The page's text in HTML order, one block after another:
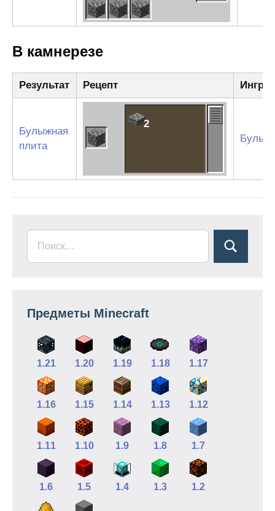
В камнерезе
Результат Рецепт
Булыжная
плита
2
Предметы Minecraft
1.21 1.20 1.19 1.18 1.17
1.16 1.15 1.14 1.13 1.12
1.11 1.10 1.9 1.8 1.7
1.6 1.5 1.4 1.3 1.2